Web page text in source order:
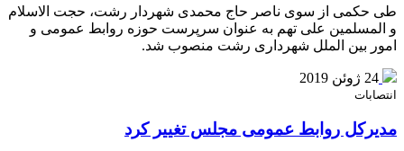
طی حکمی از سوی ناصر حاج محمدی شهردار رشت، حجت الاسلام
و المسلمین علی تهم به عنوان سرپرست حوزه روابط عمومی و
امور بین الملل شهرداری رشت منصوب شد.
24 ژوئن 2019
انتصابات
مدیرکل روابط عمومی مجلس تغییر کرد